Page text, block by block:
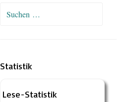
Suchen
Statistik
Lese-Statistik